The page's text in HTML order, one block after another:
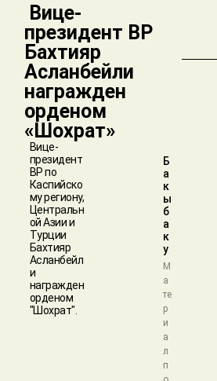
​ Вице-
президент BP
Бахтияр
Асланбейли
награжден
орденом
«Шохрат»
Вице-
президент
BP по
Каспийско
му региону,
Центральн
ой Азии и
Турции
Бахтияр
Асланбейл
и
награжден
орденом
"Шохрат".
Б
а
к
ы
б
а
к
у
М
а
те
р
и
а
л
п